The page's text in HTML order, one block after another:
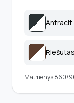
Antracit
Matmenys 860/